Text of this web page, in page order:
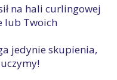
na hali curlingowej
lub Twoich
jedynie skupienia,